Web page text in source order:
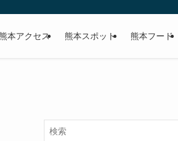
本アクセス 熊本スポット 熊本フード